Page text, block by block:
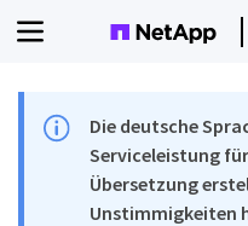
Die deutsche
Serviceleistung
Übersetzung
Unstimmigkeiten